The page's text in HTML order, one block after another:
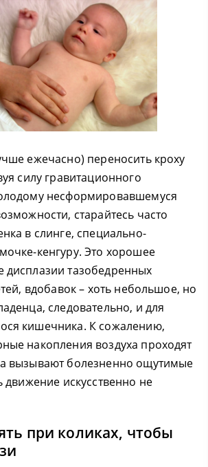
ежечасно) переносить кроху
силу гравитационного
несформировавшемуся
старайтесь часто
в слинге, специально-
кенгуру. Это хорошее
дисплазии тазобедренных
вдобавок – хоть небольшое, но
следовательно, и для
кишечника. К сожалению,
накопления воздуха проходят
вызывают болезненно ощутимые
движение искусственно не
при коликах, чтобы